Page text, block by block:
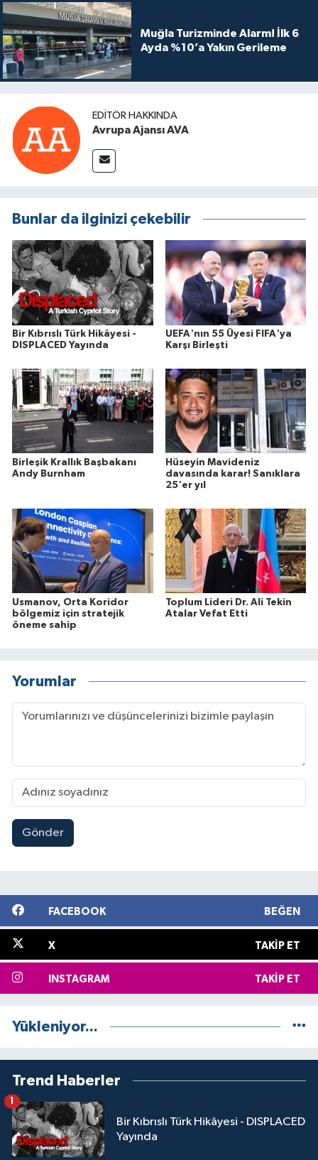
Muğla Turizminde Alarm! İlk 6
Ayda %10’a Yakın Gerileme
EDITÖR HAKKINDA
Avrupa Ajansı AVA
Bunlar da ilginizi çekebilir
Bir Kıbrıslı Türk Hikâyesi -
DISPLACED Yayında
UEFA'nın 55 Üyesi FIFA'ya
Karşı Birleşti
Birleşik Krallık Başbakanı
Andy Burnham
Hüseyin Mavideniz
davasında karar! Sanıklara
25'er yıl
Usmanov, Orta Koridor
bölgemiz için stratejik
öneme sahip
Toplum Lideri Dr. Ali Tekin
Atalar Vefat Etti
Yorumlar
Gönder
FACEBOOK BEĞEN
X TAKIP ET
INSTAGRAM TAKIP ET
Yükleniyor...
Trend Haberler
Bir Kıbrıslı Türk Hikâyesi - DISPLACED
Yayında
1